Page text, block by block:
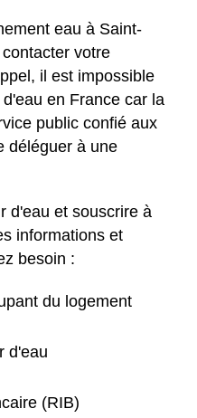
eau à Saint-
votre
il est impossible
en France car la
public confié aux
déléguer à une
d'eau et souscrire à
informations et
besoin :
du logement
d'eau
(RIB)